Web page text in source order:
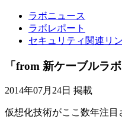
ラボニュース
ラボレポート
セキュリティ関連リ
「from 新ケーブルラ
2014年07月24日 掲載
仮想化技術がここ数年注